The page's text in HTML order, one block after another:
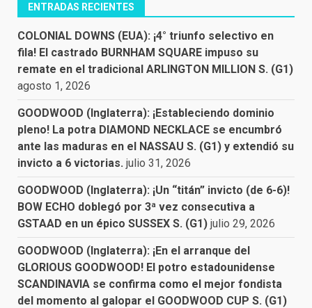
ENTRADAS RECIENTES
COLONIAL DOWNS (EUA): ¡4° triunfo selectivo en
fila! El castrado BURNHAM SQUARE impuso su
remate en el tradicional ARLINGTON MILLION S. (G1)
agosto 1, 2026
GOODWOOD (Inglaterra): ¡Estableciendo dominio
pleno! La potra DIAMOND NECKLACE se encumbró
ante las maduras en el NASSAU S. (G1) y extendió su
invicto a 6 victorias. julio 31, 2026
GOODWOOD (Inglaterra): ¡Un “titán” invicto (de 6-6)!
BOW ECHO doblegó por 3ª vez consecutiva a
GSTAAD en un épico SUSSEX S. (G1) julio 29, 2026
GOODWOOD (Inglaterra): ¡En el arranque del
GLORIOUS GOODWOOD! El potro estadounidense
SCANDINAVIA se confirma como el mejor fondista
del momento al galopar el GOODWOOD CUP S. (G1)